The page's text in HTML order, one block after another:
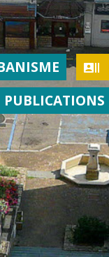
recent_actors
PUBLICATIONS